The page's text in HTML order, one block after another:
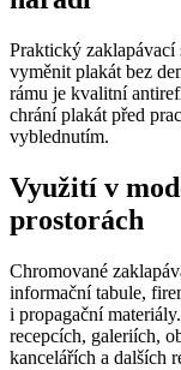
Praktický zaklapávací
vyměnit plakát bez
rámu je kvalitní
chrání plakát před
vyblednutím.
Využití v
prostorách
Chromované
informační tabule,
i propagační
recepcích, galeriích,
kancelářích a dalších